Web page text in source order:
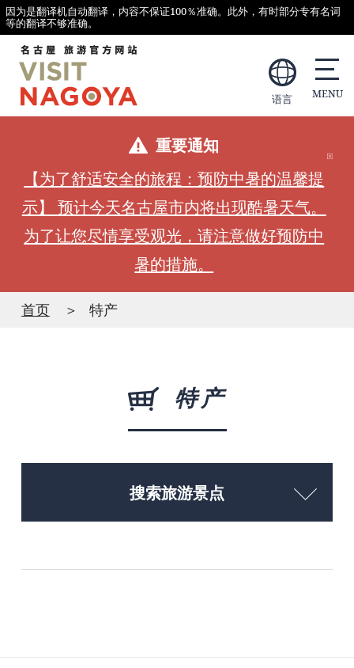
因为是翻译机自动翻译，内容不保证100％准确。此外，有时部分专有名词
等的翻译不够准确。
语言
重要通知
【为了舒适安全的旅程：预防中暑的温馨提
示】 预计今天名古屋市内将出现酷暑天气。
为了让您尽情享受观光，请注意做好预防中
暑的措施。
首页 特产
特产
搜索旅游景点